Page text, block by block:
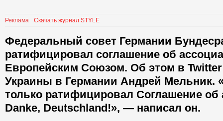
Реклама Скачать журнал STYLE
Федеральный совет Германии
ратифицировал соглашение об
Европейским Союзом. Об этом в
Украины в Германии Андрей Мельник.
только ратифицировал Соглашение об
Danke, Deutschland!», — написал он.